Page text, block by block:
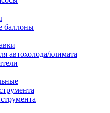
баллоны
автохолода/климата